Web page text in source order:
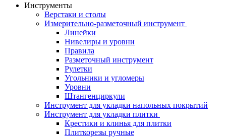
Инструменты
Верстаки и столы
Измерительно-разметочный инструмент
Линейки
Нивелиры и уровни
Правила
Разметочный инструмент
Рулетки
Угольники и угломеры
Уровни
Штангенциркули
Инструмент для укладки напольных покрытий
Инструмент для укладки плитки
Крестики и клинья для плитки
Плиткорезы ручные